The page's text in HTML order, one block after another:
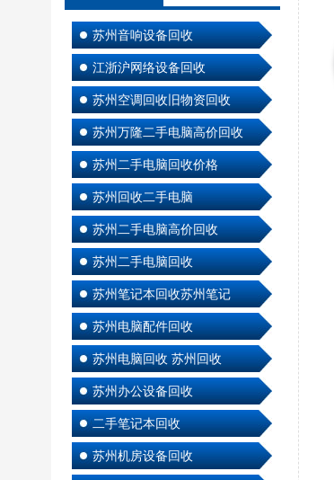
苏州音响设备回收
江浙沪网络设备回收
苏州空调回收旧物资回收
苏州万隆二手电脑高价回收
苏州二手电脑回收价格
苏州回收二手电脑
苏州二手电脑高价回收
苏州二手电脑回收
苏州笔记本回收苏州笔记
苏州电脑配件回收
苏州电脑回收 苏州回收
苏州办公设备回收
二手笔记本回收
苏州机房设备回收